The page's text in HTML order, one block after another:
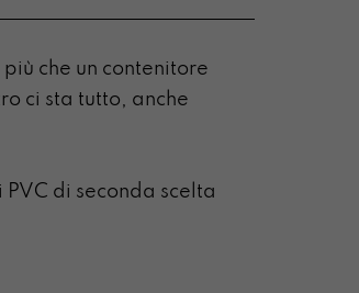
che un contenitore
ci sta tutto, anche
di seconda scelta